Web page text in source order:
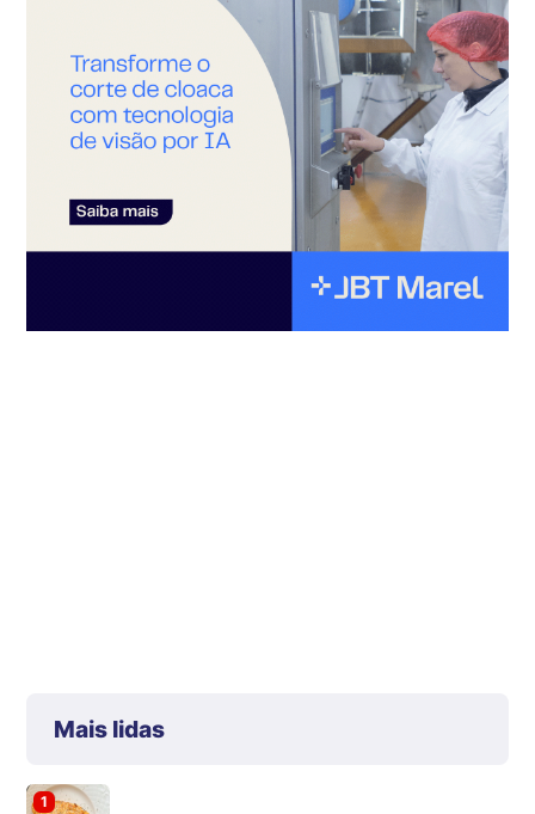
Mais lidas
1